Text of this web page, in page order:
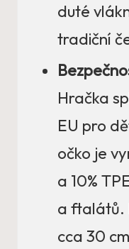
duté
tradiční
Hračka
EU pro
očko je
a 10%
a ftalátů.
cca 30